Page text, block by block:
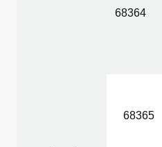
68364
68365